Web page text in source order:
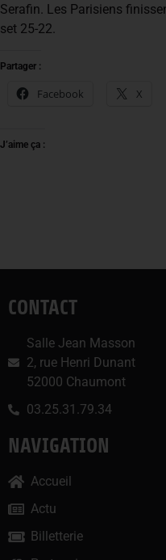
Serafin. Les Parisiens
set 25-22.
Partager :
Facebook X
J’aime ça :
CONTACT
Salle Jean Masson
2, rue Henri Dunant
52000 Chaumont
03.25.31.79.34
NAVIGATION
Accueil
Actu
Billetterie